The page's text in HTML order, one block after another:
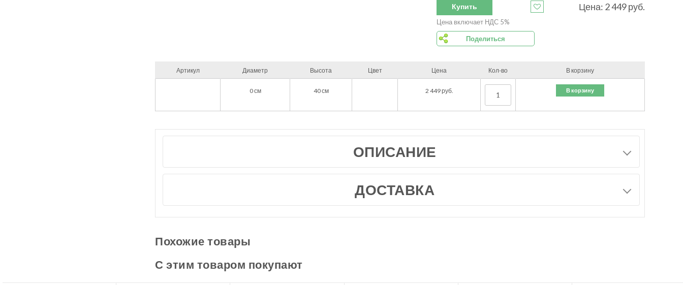
Купить Цена: 2 449руб.
Цена включает НДС 5%
Поделиться
Артикул Диаметр Высота Цвет Цена Кол-во В корзину
0см 40см 2 449руб. В корзину
ОПИСАНИЕ
ДОСТАВКА
Похожие товары
С этим товаром покупают